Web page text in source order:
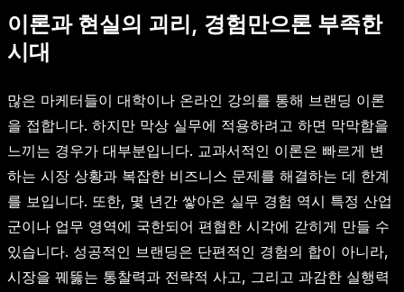
이론과 현실의 괴리, 경험만으론 부족한
시대
많은 마케터들이 대학이나 온라인 강의를 통해 브랜딩 이론
을 접합니다. 하지만 막상 실무에 적용하려고 하면 막막함을
느끼는 경우가 대부분입니다. 교과서적인 이론은 빠르게 변
하는 시장 상황과 복잡한 비즈니스 문제를 해결하는 데 한계
를 보입니다. 또한, 몇 년간 쌓아온 실무 경험 역시 특정 산업
군이나 업무 영역에 국한되어 편협한 시각에 갇히게 만들 수
있습니다. 성공적인 브랜딩은 단편적인 경험의 합이 아니라,
시장을 꿰뚫는 통찰력과 전략적 사고, 그리고 과감한 실행력